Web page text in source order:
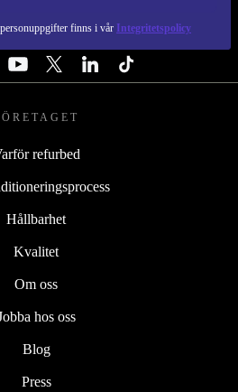
finns i vår Integritetspolicy
FÖLJ OSS
refurbed
Hållbarhet
Kvalitet
Om oss
hos oss
Blog
Press